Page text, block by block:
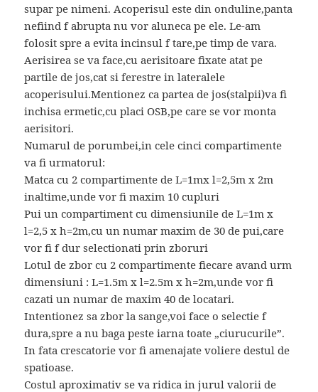
supar pe nimeni. Acoperisul este din onduline,panta
nefiind f abrupta nu vor aluneca pe ele. Le-am
folosit spre a evita incinsul f tare,pe timp de vara.
Aerisirea se va face,cu aerisitoare fixate atat pe
partile de jos,cat si ferestre in lateralele
acoperisului.Mentionez ca partea de jos(stalpii)va fi
inchisa ermetic,cu placi OSB,pe care se vor monta
aerisitori.
Numarul de porumbei,in cele cinci compartimente
va fi urmatorul:
Matca cu 2 compartimente de L=1mx l=2,5m x 2m
inaltime,unde vor fi maxim 10 cupluri
Pui un compartiment cu dimensiunile de L=1m x
l=2,5 x h=2m,cu un numar maxim de 30 de pui,care
vor fi f dur selectionati prin zboruri
Lotul de zbor cu 2 compartimente fiecare avand urm
dimensiuni : L=1.5m x l=2.5m x h=2m,unde vor fi
cazati un numar de maxim 40 de locatari.
Intentionez sa zbor la sange,voi face o selectie f
dura,spre a nu baga peste iarna toate „ciurucurile”.
In fata crescatorie vor fi amenajate voliere destul de
spatioase.
Costul aproximativ se va ridica in jurul valorii de